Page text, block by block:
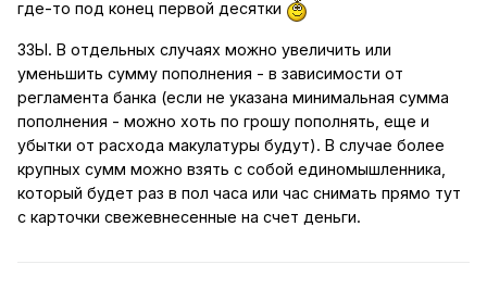
где-то под конец первой десятки
ЗЗЫ. В отдельных случаях можно увеличить или
уменьшить сумму пополнения - в зависимости от
регламента банка (если не указана минимальная сумма
пополнения - можно хоть по грошу пополнять, еще и
убытки от расхода макулатуры будут). В случае более
крупных сумм можно взять с собой единомышленника,
который будет раз в пол часа или час снимать прямо тут
с карточки свежевнесенные на счет деньги.